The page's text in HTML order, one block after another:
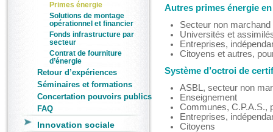
Primes énergie
Solutions de montage
opérationnel et financier
Fonds infrastructure par
secteur
Contrat de fourniture
d’énergie
Retour d’expériences
Séminaires et formations
Concertation pouvoirs publics
FAQ
Innovation sociale
Autres primes énergie
Secteur non marchand
Universités et
Entreprises,
Citoyens et autres,
Système d’octroi de
ASBL, secteur non
Enseignement
Communes, C.P.A.S.,
Entreprises,
Citoyens